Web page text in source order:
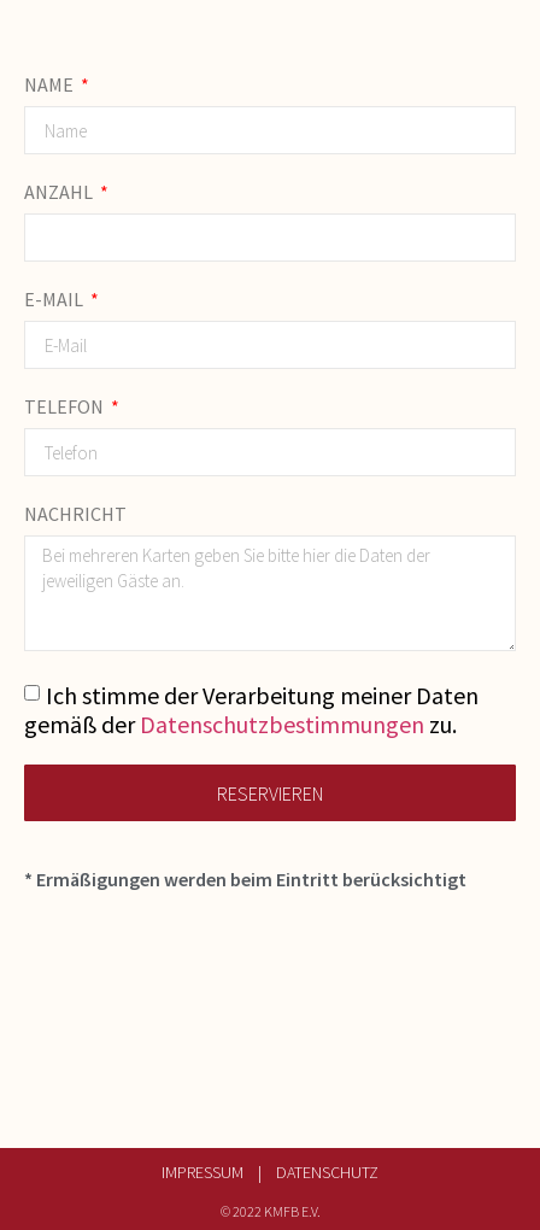
NAME
ANZAHL
E-MAIL
TELEFON
NACHRICHT
Ich stimme der Verarbeitung meiner Daten
gemäß der Datenschutzbestimmungen zu.
RESERVIEREN
* Ermäßigungen werden beim Eintritt berücksichtigt
IMPRESSUM | DATENSCHUTZ
© 2022 KMFB E.V.